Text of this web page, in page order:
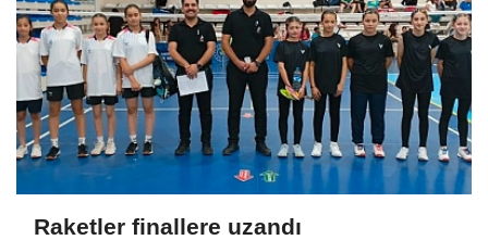
Raketler finallere uzandı